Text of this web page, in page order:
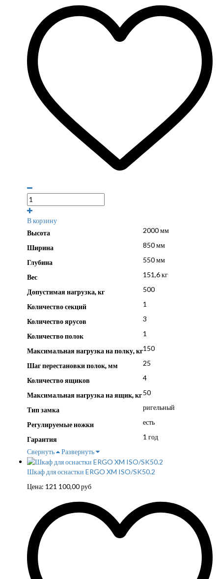
В корзину
Высота
2000 мм
Ширина 850 мм
Глубина 550 мм
Вес 151,6 кг
Допустимая нагрузка, кг 500
Количество секций 1
Количество ярусов 3
Количество полок 1
Максимальная нагрузка на полку, кг150
Шаг перестановки полок, мм 25
Количество ящиков 4
Максимальная нагрузка на ящик, кг50
Тип замка ригельный
Регулируемые ножки есть
Гарантия
1 год
Свернуть
Развернуть
Шкаф для оснастки ERGO XM ISO/SK50.2
Цена: 121 100,00руб